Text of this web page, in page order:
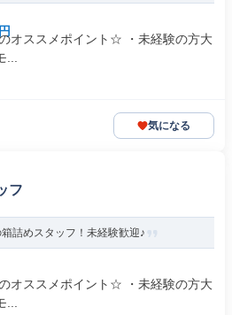
オススメポイント☆ ・未経験の方大
気になる
フ
詰めスタッフ！未経験歓迎♪
オススメポイント☆ ・未経験の方大